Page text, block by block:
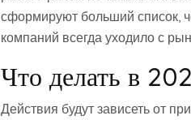
сформируют больший список,
компаний всегда уходило с
Что делать в
Действия будут зависеть от